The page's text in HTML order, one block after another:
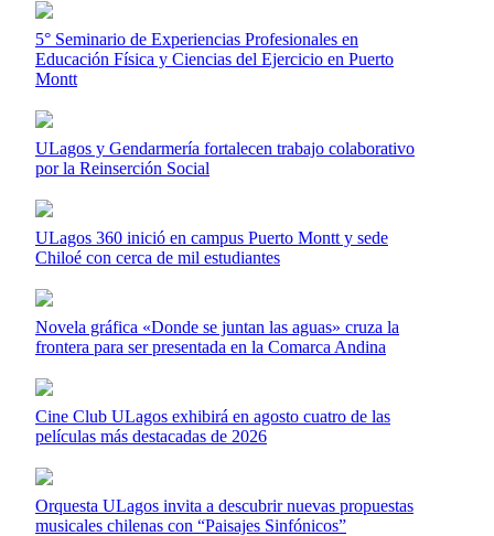
5° Seminario de Experiencias Profesionales en
Educación Física y Ciencias del Ejercicio en Puerto
Montt
ULagos y Gendarmería fortalecen trabajo colaborativo
por la Reinserción Social
ULagos 360 inició en campus Puerto Montt y sede
Chiloé con cerca de mil estudiantes
Novela gráfica «Donde se juntan las aguas» cruza la
frontera para ser presentada en la Comarca Andina
Cine Club ULagos exhibirá en agosto cuatro de las
películas más destacadas de 2026
Orquesta ULagos invita a descubrir nuevas propuestas
musicales chilenas con “Paisajes Sinfónicos”